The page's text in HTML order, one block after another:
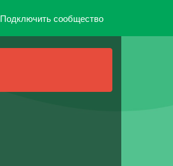
Подключить сообщество